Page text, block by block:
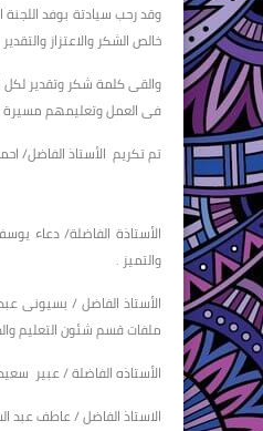
وقد رحب سيادتة بوفد اللجنة
خالص الشكر والاعتزاز
والقى كلمة شكر وتقدير
فى العمل وتعليمهم مسيرة
تم تكريم الأستاذ الفاضل/
الأستاذة الفاضلة/ دعاء
والتميز .
الأستاذ الفاضل / بسيونى
ملفات قسم شئون التعليم
الأستاذه الفاضلة / عبير
الاستاذ الفاضل / عاطف عبد